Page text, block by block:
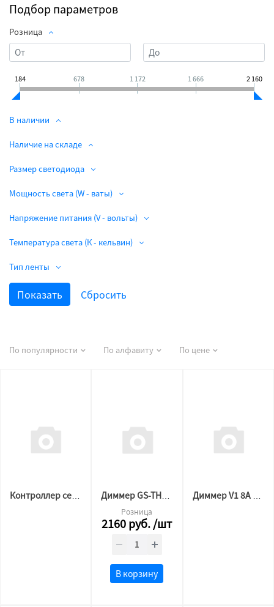
Подбор параметров
Розница
184 678 1 172 1 666 2 160
В наличии
Наличие на складе
Размер светодиода
Мощность света (W - ваты)
Напряжение питания (V - вольты)
Температура света (К - кельвин)
Тип ленты
По популярности По алфавиту По цене
Розница
2160руб./шт
В корзину